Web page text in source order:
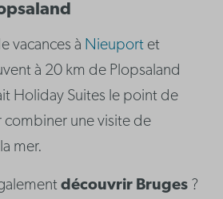
vacances à Nieuport et
à 20 km de Plopsaland
Holiday Suites le point de
une visite de
mer.
découvrir Bruges ?